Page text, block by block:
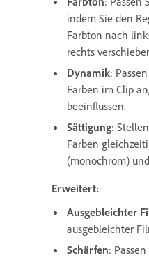
indem Sie den
Farbton nach
rechts
Dynamik:
Farben im Clip
beeinflussen.
Sättigung:
Farben
(monochrom)
Erweitert:
Ausgebleichter
ausgebleichter
Schärfen: